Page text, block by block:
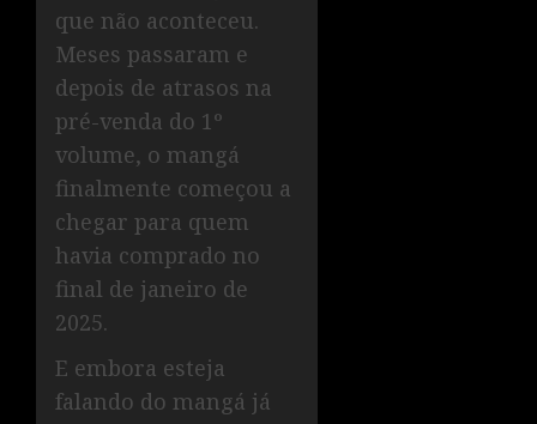
que não aconteceu.
Meses passaram e
depois de atrasos na
pré-venda do 1º
volume, o mangá
finalmente começou a
chegar para quem
havia comprado no
final de janeiro de
2025.
E embora esteja
falando do mangá já